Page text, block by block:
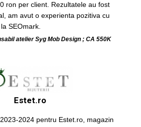
ron per client. Rezultatele au fost
am avut o experienta pozitiva cu
SEOmark.
atelier Syg Mob Design ; CA 550K
Estet.ro
2024 pentru Estet.ro, magazin